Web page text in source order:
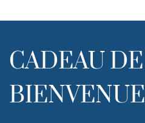
CADEAU DE
BIENVENUE